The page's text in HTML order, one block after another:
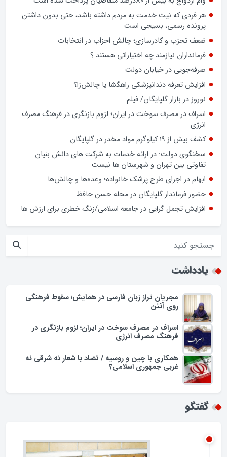
تشدید تخلفات در برخی بانک‌های خصوصی و شیوه‌های غیرشفاف
در پرداخت تسهیلات کلان، بار دیگر عملکرد شبکه بانکی کشور را در
معرض پرسش‌های جدی قرار داده است.
وام ازدواج به بیش از 80درصد متقاضیان پرداخت شده است
هر فردی که نیت خدمت به مردم داشته باشد، حتی بدون داشتن
پرونده رسمی، بسیجی است
ضعف تحزب و کادرسازی؛ چالش احزاب در انتخابات
فرمانداران نیازمند چه اختیاراتی هستند ؟
صرفه‌جویی در خیابان دولت
افزایش تعرفه دندانپزشکی راهگشا یا چالش‌زا؟
نوروز در بازار گلپایگان/ فیلم
اسراف در مصرف سوخت در ایران؛ لزوم بازنگری در فرهنگ مصرف
انرژی
کشف بیش از ۱۹ کیلوگرم مواد مخدر در گلپایگان
سخنگوی دولت: در ارائه خدمات به شرکت های دانش بنیان
تفاوتی بین تهران و شهرستان ها نیست
افزایش تجمل گرایی در جامعه اسلامی/زنگ خطری برای ارزش ها
یادداشت
مجریان تراز زبان فارسی در همایش؛ سقوط فرهنگی
اسراف در مصرف سوخت در ایران؛ لزوم بازنگری در